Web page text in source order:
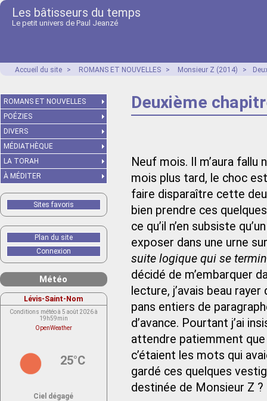
Les bâtisseurs du temps
Le petit univers de Paul Jeanzé
Accueil du site > ROMANS ET NOUVELLES > Monsieur Z (2014) >
Deuxième
Neuf mois. Il m’aura
mois plus tard, le choc
faire disparaître cette
bien prendre ces
ce qu’il n’en subsiste
exposer dans une urne
suite logique qui se
décidé de m’embarquer
lecture, j’avais beau
pans entiers de
d’avance. Pourtant j’ai
attendre patiemment
c’étaient les mots qui
gardé ces quelques
destinée de Monsieur Z ?
ROMANS ET NOUVELLES
POÉZIES
DIVERS
MÉDIATHÈQUE
LA TORAH
À MÉDITER
Sites favoris
Plan du site
Connexion
Météo
Lévis-Saint-Nom
Conditions météo à 5 août 2026 à
19h59min
OpenWeather
25°C
Ciel dégagé